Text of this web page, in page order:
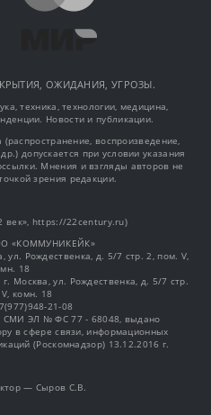
ОЖИДАНИЯ, УГРОЗЫ.
техника, технологии, медицина,
Новости и публикации.
воспроизведение,
допускается при условии указания
Мнения и взгляды авторов не
зрения редакции.
век», https://22century.ru)
«КОММУНИКЕЙК»
ул. Рождественка, д. 5/7 стр. 2, пом. V,
18
Москва, ул. Рождественка, д. 5/7 стр.
комн. 18
21-08
СМИ ЭЛ № ФС 77 - 68048, выдано
в сфере связи, информационных
(Роскомнадзор) 13.12.2016 г.
— Сыров С.В.